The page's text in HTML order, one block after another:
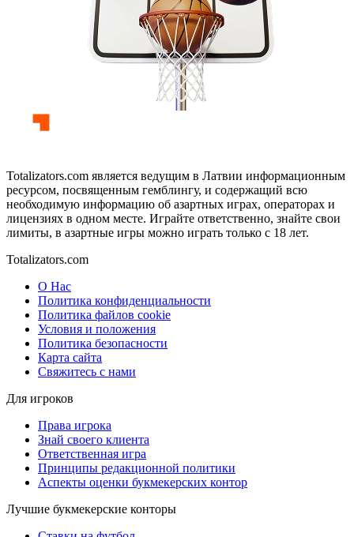
Totalizators.com является ведущим в Латвии информационным
ресурсом, посвященным гемблингу, и содержащий всю
необходимую информацию об азартных играх, операторах и
лицензиях в одном месте. Играйте ответственно, знайте свои
лимиты, в азартные игры можно играть только с 18 лет.
Totalizators.com
О Нас
Политика конфиденциальности
Политика файлов cookie
Условия и положения
Политика безопасности
Карта сайта
Свяжитесь с нами
Для игроков
Права игрока
Знай своего клиента
Ответственная игра
Принципы редакционной политики
Аспекты оценки букмекерских контор
Лучшие букмекерские конторы